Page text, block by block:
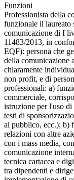
Funzioni
Professionista della
funzionale il laureato
comunicazione di I
11483/2013, in
EQF): persona che
della comunicazione
chiaramente
non profit, e di
professionali: a)
commerciale,
istruzione per l'uso
testi di
al pubblico, ecc.); b)
relazioni con altre
con i mass media,
comunicazione
tecnica cartacea e
tra dipendenti e